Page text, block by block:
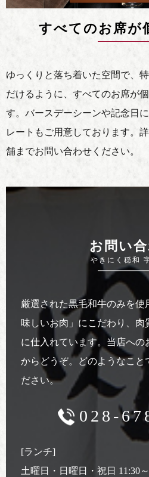
すべてのお席が
ゆっくりと落ち着いた空間で、
だけるように、 すべてのお席が
す。 バースデーシーンや記念日
レートもご用意しております。
舗までお問い合わせください。
お問い
やきにく穏和
厳選された黒毛和牛のみを使
味しいお肉」にこだわり、 肉
に仕入れています。 当店への
からどうぞ。
どのようなこと
ださい。
028-
[ランチ]
土曜日・日曜日・祝日 11:30